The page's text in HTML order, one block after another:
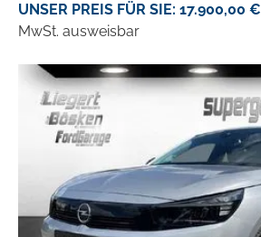
UNSER PREIS FÜR SIE: 17.900,00 €
MwSt. ausweisbar